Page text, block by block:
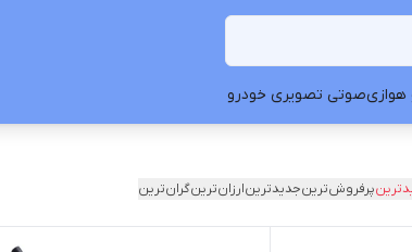
هوازیصوتی تصویری خودرو
پرفروش‌ترینجدیدترینارزان‌ترینگران‌ترین